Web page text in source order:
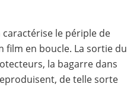
le périple de
film en boucle. La sortie du
la bagarre dans
de telle sorte